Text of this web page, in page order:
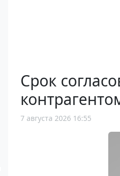
Срок
7 августа 2026 16:55